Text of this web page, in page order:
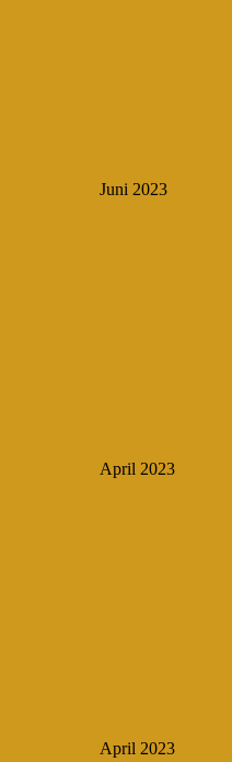
Juni 2023
April 2023
April 2023